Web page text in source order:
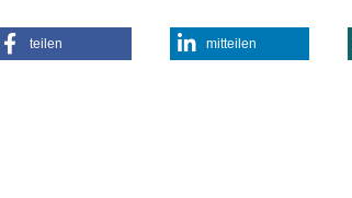
teilen mitteilen